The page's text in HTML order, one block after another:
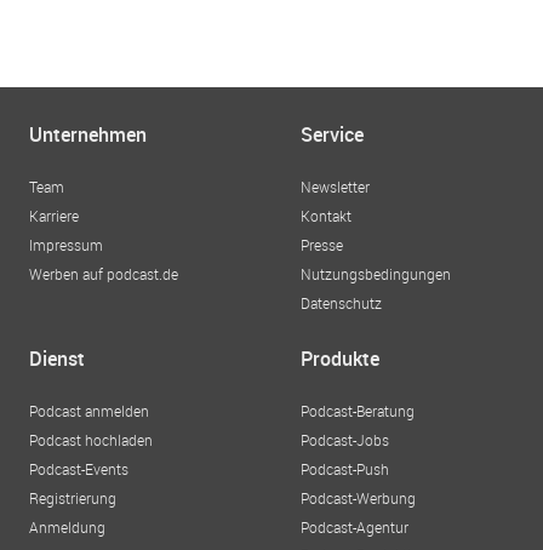
Unternehmen
Team
Karriere
Impressum
Werben auf podcast.de
Service
Newsletter
Kontakt
Presse
Nutzungsbedingungen
Datenschutz
Dienst
Podcast anmelden
Podcast hochladen
Podcast-Events
Registrierung
Anmeldung
Produkte
Podcast-Beratung
Podcast-Jobs
Podcast-Push
Podcast-Werbung
Podcast-Agentur